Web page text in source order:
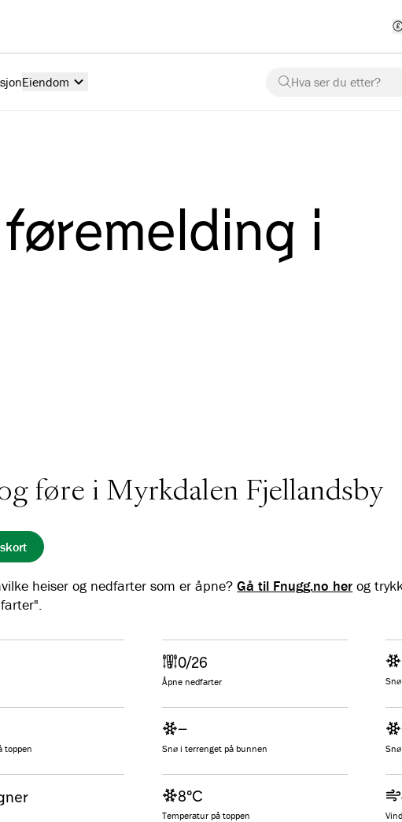
Eiendom Hva ser du etter?
i
føre i Myrkdalen Fjellandsby
heiser og nedfarter som er åpne?Gå til Fnugg.no her og
Åpne nedfarter
0/26
toppen Snø i terrenget på bunnen
–
Temperatur på toppen
8°C